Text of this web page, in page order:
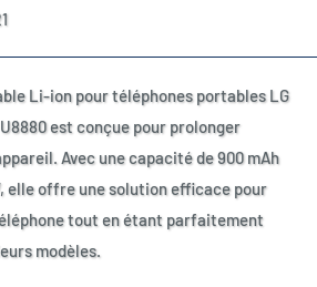
Li-ion pour téléphones portables LG
est conçue pour prolonger
Avec une capacité de 900 mAh
elle offre une solution efficace pour
tout en étant parfaitement
modèles.